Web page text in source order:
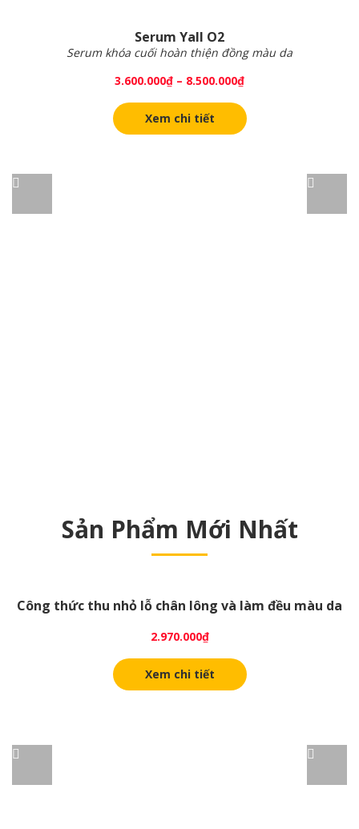
Serum Yall O2
Serum khóa cuối hoàn thiện đồng màu da
3.600.000₫ – 8.500.000₫
Xem chi tiết
Sản Phẩm Mới Nhất
Công thức thu nhỏ lỗ chân lông và làm đều màu da
2.970.000₫
Xem chi tiết